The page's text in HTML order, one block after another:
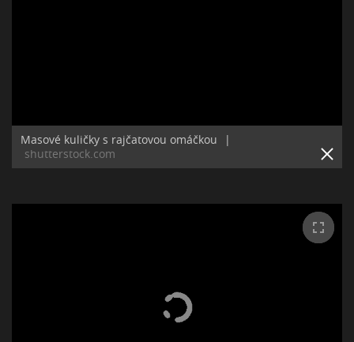
Masové kuličky s rajčatovou omáčkou
|
shutterstock.com